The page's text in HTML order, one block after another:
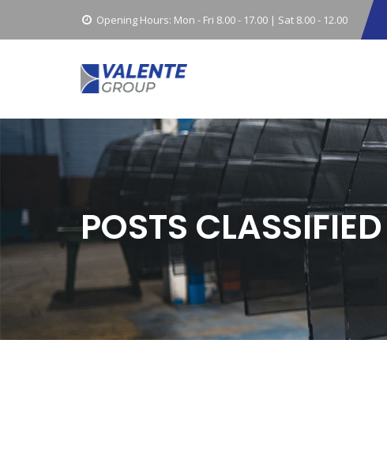
Opening Hours: Mon - Fri 8.00 - 17.00 | Sat 8.00 - 12.00
POSTS